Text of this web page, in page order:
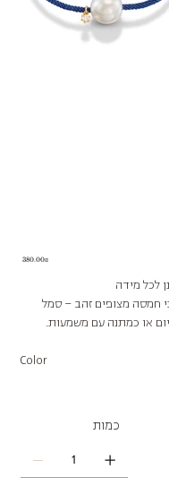
Price ‏380.00 ‏₪
לכל מידה
חמסה מצופים זהב – סמל
או כמתנה עם משמעות.
Color
כמות